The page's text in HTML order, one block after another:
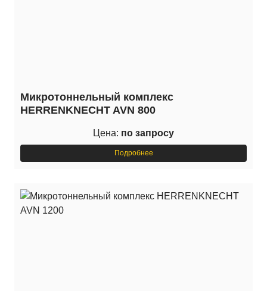
Микротоннельный комплекс
HERRENKNECHT AVN 800
Цена: по запросу
Подробнее